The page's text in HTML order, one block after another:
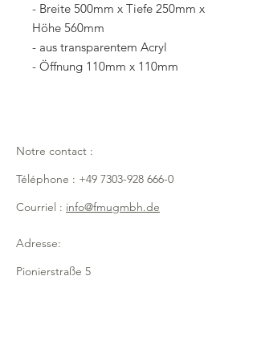
- Breite 500mm x Tiefe 250mm x
Höhe 560mm
- aus transparentem Acryl
- Öffnung 110mm x 110mm
Notre contact :
Téléphone : +49 7303-928 666-0
Courriel : info@fmugmbh.de
Adresse:
Pionierstraße 5